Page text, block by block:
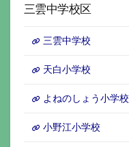
イ
三雲中学校区
三雲中学校
天白小学校
よねのしょう小学校
小野江小学校